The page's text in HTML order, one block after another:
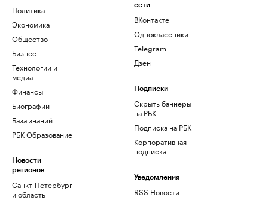
Политика
Экономика
Общество
Бизнес
Технологии и
медиа
Финансы
Биографии
База знаний
РБК Образование
Новости
регионов
Санкт-Петербург
и область
сети
ВКонтакте
Одноклассники
Telegram
Дзен
Подписки
Скрыть баннеры
на РБК
Подписка на РБК
Корпоративная
подписка
Уведомления
RSS Новости